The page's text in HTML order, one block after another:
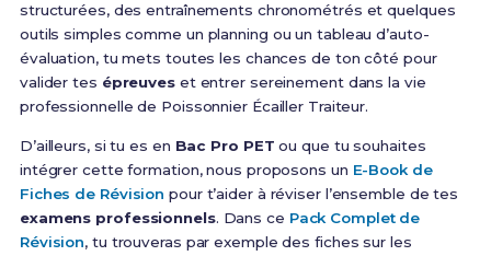
structurées, des entraînements chronométrés et quelques
outils simples comme un planning ou un tableau d’auto-
évaluation, tu mets toutes les chances de ton côté pour
valider tes épreuveset entrer sereinement dans la vie
professionnelle de Poissonnier Écailler Traiteur.
D’ailleurs, si tu es en Bac Pro PET ou que tu souhaites
intégrer cette formation, nous proposons un E-Book de
Fiches de Révision pour t’aider à réviser l’ensemble de tes
examens professionnels. Dans ce Pack Complet de
Révision, tu trouveras par exemple des fiches sur les